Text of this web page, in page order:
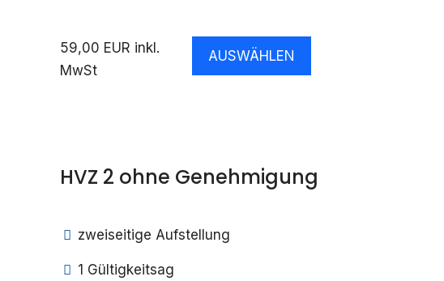
59,00 EUR inkl.
MwSt
AUSWÄHLEN
HVZ 2 ohne Genehmigung
zweiseitige Aufstellung
1 Gültigkeitsag